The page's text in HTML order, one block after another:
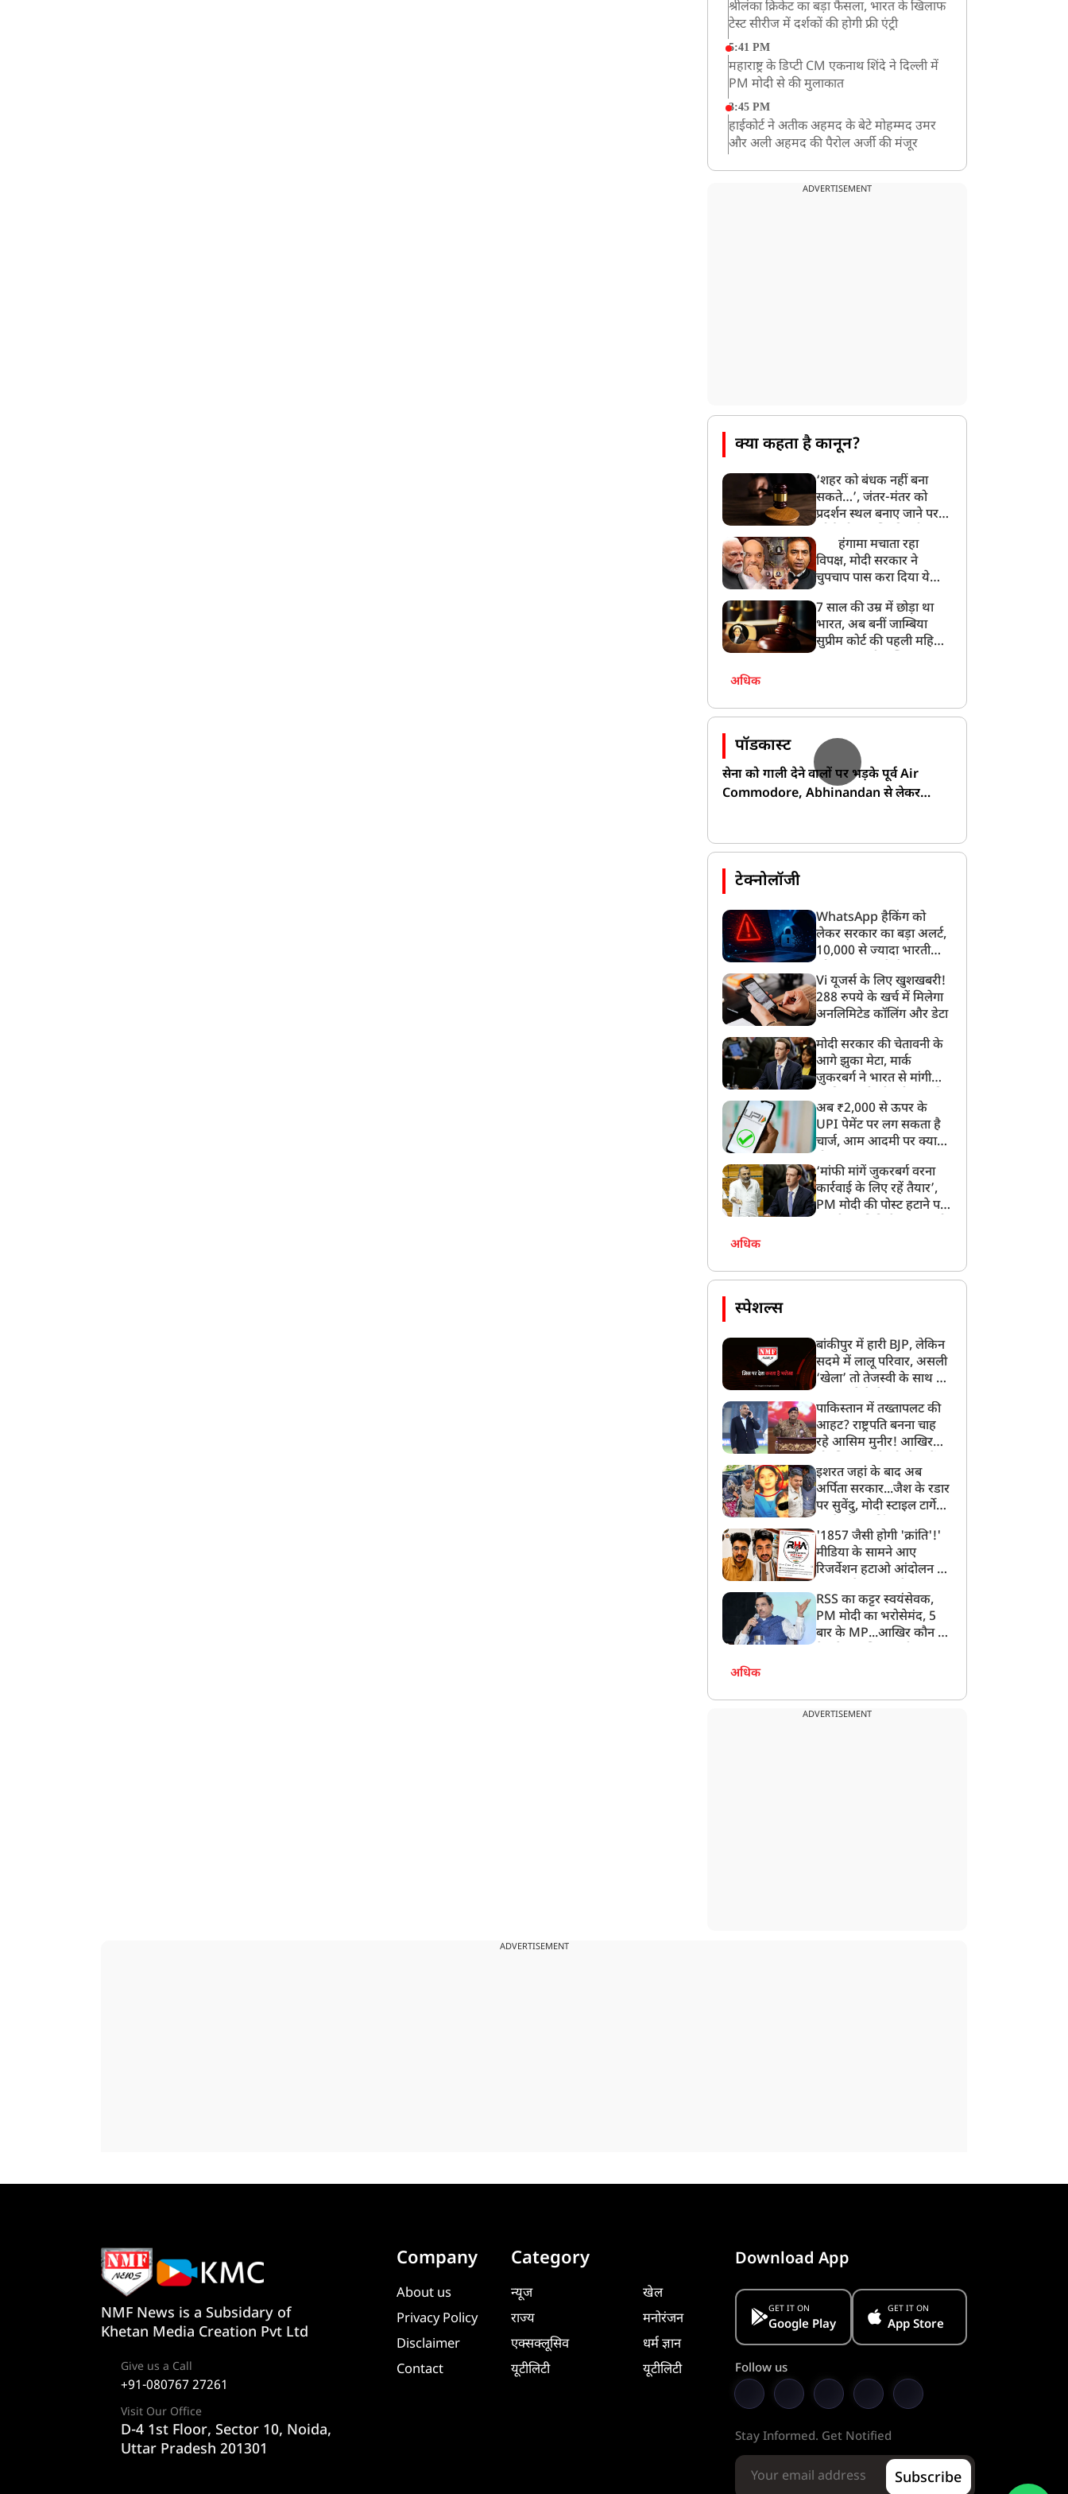
श्रीलंका क्रिकेट का बड़ा फैसला, भारत के खिलाफ
टेस्ट सीरीज में दर्शकों की होगी फ्री एंट्री
5:41 PM
महाराष्ट्र के डिप्टी CM एकनाथ शिंदे ने दिल्ली में
PM मोदी से की मुलाकात
3:45 PM
हाईकोर्ट ने अतीक अहमद के बेटे मोहम्मद उमर
और अली अहमद की पैरोल अर्जी की मंजूर
CM योगी का सपा पर हमला, कहा- वोट बैंक की
की जिंदा जलकर मौत
ADVERTISEMENT
क्या कहता है कानून?
‘शहर को बंधक नहीं बना
सकते…’, जंतर-मंतर को
प्रदर्शन स्थल बनाए जाने पर
पुलिस से मांगा जवाब
हंगामा मचाता रहा
विपक्ष, मोदी सरकार ने
चुपचाप पास करा दिया ये
Upadhyay
7 साल की उम्र में छोड़ा था
भारत, अब बनीं जाम्बिया
सुप्रीम कोर्ट की पहली महिला
अधिक
पॉडकास्ट
सेना को गाली देने वालों पर भड़के पूर्व Air
Commodore, Abhinandan से लेकर
टेक्नोलॉजी
WhatsApp हैकिंग को
लेकर सरकार का बड़ा अलर्ट,
10,000 से ज्यादा भारतीयों
गया
Vi यूजर्स के लिए खुशखबरी!
288 रुपये के खर्च में मिलेगा
अनलिमिटेड कॉलिंग और डेटा
मोदी सरकार की चेतावनी के
आगे झुका मेटा, मार्क
ज़ुकरबर्ग ने भारत से मांगी
अब ₹2,000 से ऊपर के
UPI पेमेंट पर लग सकता है
चार्ज, आम आदमी पर क्या
‘मांफी मांगें जुकरबर्ग वरना
कार्रवाई के लिए रहें तैयार’,
PM मोदी की पोस्ट हटाने पर
अधिक
स्पेशल्स
बांकीपुर में हारी BJP, लेकिन
सदमे में लालू परिवार, असली
‘खेला’ तो तेजस्वी के साथ हो
पाकिस्तान में तख्तापलट की
आहट? राष्ट्रपति बनना चाह
रहे आसिम मुनीर! आखिर
बनाया मोहरा?
इशरत जहां के बाद अब
अर्पिता सरकार...जैश के रडार
पर सुवेंदु, मोदी स्टाइल टार्गेट
बड़ा एक्शन!
'1857 जैसी होगी 'क्रांति'!'
मीडिया के सामने आए
रिजर्वेशन हटाओ आंदोलन के
दिया RHA का मास्टरप्लान
RSS का कट्टर स्वयंसेवक,
PM मोदी का भरोसेमंद, 5
बार के MP...आखिर कौन हैं
अधिक
ADVERTISEMENT
ADVERTISEMENT
NMF News is a Subsidary of
Khetan Media Creation Pvt Ltd
Give us a Call
+91-080767 27261
Visit Our Office
D-4 1st Floor, Sector 10, Noida,
Uttar Pradesh 201301
Company
About us
Privacy Policy
Disclaimer
Contact
Category
न्यूज
राज्य
एक्सक्लूसिव
यूटीलिटी
खेल
मनोरंजन
धर्म ज्ञान
यूटीलिटी
Download App
GET IT ON
Google Play
GET IT ON
App Store
Follow us
Stay Informed. Get Notified
Subscribe